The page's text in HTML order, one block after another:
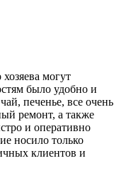
могут
было удобно и
печенье, все очень
ремонт, а также
и оперативно
носило только
клиентов и